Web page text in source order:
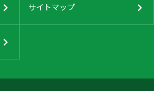
サイトマップ